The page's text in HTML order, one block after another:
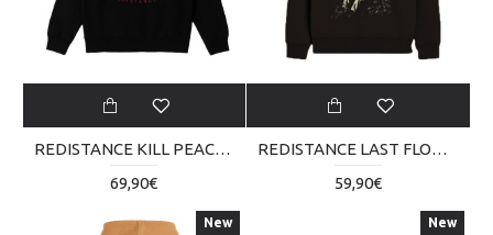
REDISTANCE KILL PEACE ZIP HOODIE RDU225TC06-2020
69,90€
REDISTANCE LAST FLOWER HOODIE RDU225TM11-2020
59,90€
New New